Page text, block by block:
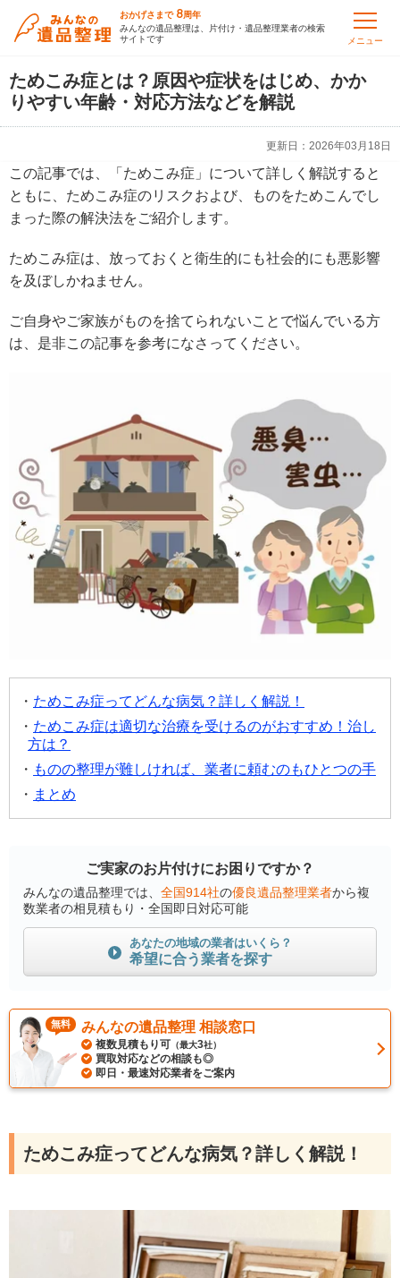
おかげさまで 8周年
みんなの遺品整理は、片付け・遺品整理業者の検索
サイトです
メニュー
ためこみ症とは？原因や症状をはじめ、かか
りやすい年齢・対応方法などを解説
更新日： 2026年03月18日
この記事では、「ためこみ症」について詳しく解説すると
ともに、ためこみ症のリスクおよび、ものをためこんでし
まった際の解決法をご紹介します。
ためこみ症は、放っておくと衛生的にも社会的にも悪影響
を及ぼしかねません。
ご自身やご家族がものを捨てられないことで悩んでいる方
は、是非この記事を参考になさってください。
ためこみ症ってどんな病気？詳しく解説！
ためこみ症は適切な治療を受けるのがおすすめ！治し
方は？
ものの整理が難しければ、業者に頼むのもひとつの手
まとめ
ご実家のお片付けにお困りですか？
みんなの遺品整理では、 全国914社の優良遺品整理業者から複
数業者の相見積もり・全国即日対応可能
あなたの地域の業者はいくら？
希望に合う業者を探す
無料 みんなの遺品整理 相談窓口
複数見積もり可 （最大3社）
買取対応などの相談も◎
即日・最速対応業者をご案内
ためこみ症ってどんな病気？詳しく解説！